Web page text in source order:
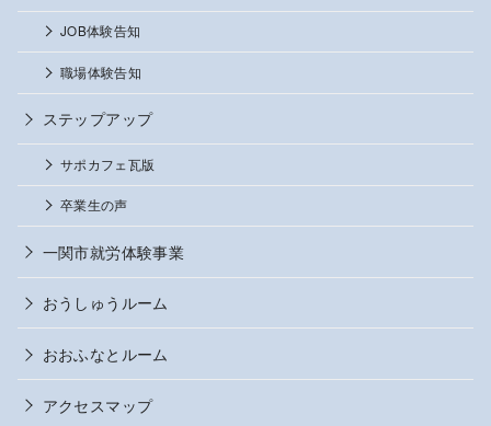
JOB体験告知
職場体験告知
ステップアップ
サポカフェ瓦版
卒業生の声
一関市就労体験事業
おうしゅうルーム
おおふなとルーム
アクセスマップ